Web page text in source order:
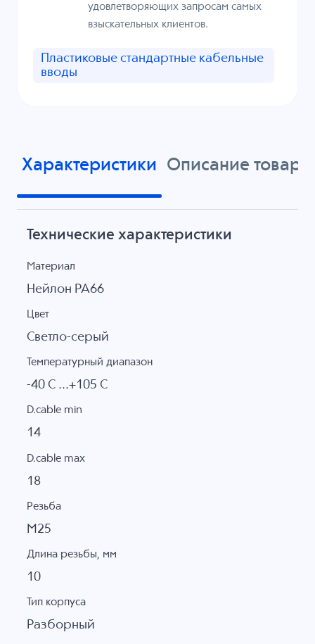
удовлетворяющих запросам самых
взыскательных клиентов.
Пластиковые стандартные кабельные
вводы
Характеристики Описание товара
Технические характеристики
Материал
Нейлон PA66
Цвет
Светло-серый
Температурный диапазон
-40 C ...+105 C
D.cable min
14
D.cable max
18
Резьба
M25
Длина резьбы, мм
10
Тип корпуса
Разборный